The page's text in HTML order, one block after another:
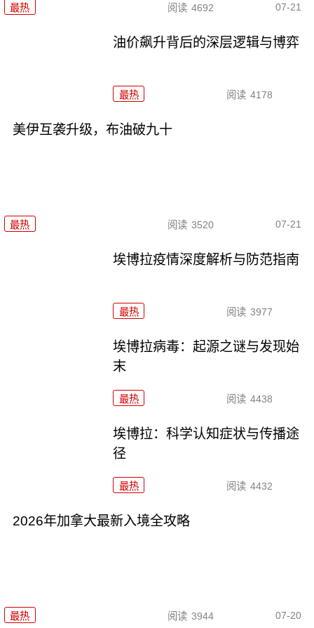
最热 阅读 4692 07-21
油价飙升背后的深层逻辑与博弈
最热 阅读 4178
美伊互袭升级，布油破九十
最热 阅读 3520 07-21
埃博拉疫情深度解析与防范指南
最热 阅读 3977
埃博拉病毒：起源之谜与发现始
末
最热 阅读 4438
埃博拉：科学认知症状与传播途
径
最热 阅读 4432
2026年加拿大最新入境全攻略
最热 阅读 3944 07-20